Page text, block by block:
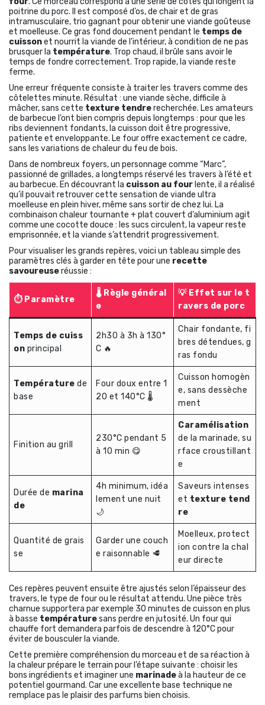
poitrine du porc. Il est composé d’os, de chair et de gras
intramusculaire, trio gagnant pour obtenir une viande goûteuse
et moelleuse. Ce gras fond doucement pendant le temps de
cuissonet nourrit la viande de l’intérieur, à condition de ne pas
brusquer la température. Trop chaud, il brûle sans avoir le
temps de fondre correctement. Trop rapide, la viande reste
ferme.
Une erreur fréquente consiste à traiter les travers comme des
côtelettes minute. Résultat : une viande sèche, difficile à
mâcher, sans cette texture tendrerecherchée. Les amateurs
de barbecue l’ont bien compris depuis longtemps : pour que les
ribs deviennent fondants, la cuisson doit être progressive,
patiente et enveloppante. Le four offre exactement ce cadre,
sans les variations de chaleur du feu de bois.
Dans de nombreux foyers, un personnage comme “Marc”,
passionné de grillades, a longtemps réservé les travers à l’été et
au barbecue. En découvrant la cuisson au four lente, il a réalisé
qu’il pouvait retrouver cette sensation de viande ultra
moelleuse en plein hiver, même sans sortir de chez lui. La
combinaison chaleur tournante + plat couvert d’aluminium agit
comme une cocotte douce : les sucs circulent, la vapeur reste
emprisonnée, et la viande s’attendrit progressivement.
Pour visualiser les grands repères, voici un tableau simple des
paramètres clés à garder en tête pour une recette
savoureuseréussie :
⏱️ Paramètre
🌡 Règle général
e
💡 Effet sur le t
ravers de porc
Temps de cuiss
on principal
2h30 à 3h à 130°
C 🔥
Chair fondante, fi
bres détendues, g
ras fondu
Température de
base
Four doux entre 1
20 et 140°C 🌡
Cuisson homogèn
e, sans dessèche
ment
Finition au grill
230°C pendant 5
à 10 min 😋
Caramélisation
de la marinade, su
rface croustillant
e
Durée de marina
de
4h minimum, idéa
lement une nuit
🌙
Saveurs intenses
et texture tend
re
Quantité de grais
se
Garder une couch
e raisonnable 🥩
Moelleux, protect
ion contre la chal
eur directe
Ces repères peuvent ensuite être ajustés selon l’épaisseur des
travers, le type de four ou le résultat attendu. Une pièce très
charnue supportera par exemple 30 minutes de cuisson en plus
à basse températuresans perdre en jutosité. Un four qui
chauffe fort demandera parfois de descendre à 120°C pour
éviter de bousculer la viande.
Cette première compréhension du morceau et de sa réaction à
la chaleur prépare le terrain pour l’étape suivante : choisir les
bons ingrédients et imaginer une marinadeà la hauteur de ce
potentiel gourmand. Car une excellente base technique ne
remplace pas le plaisir des parfums bien choisis.